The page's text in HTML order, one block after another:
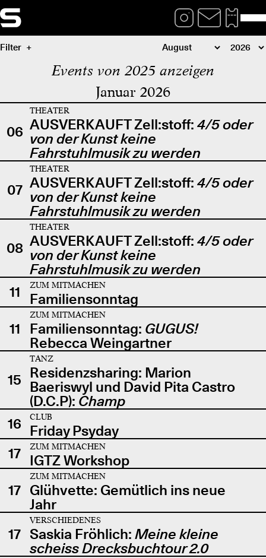
Filter
Events von 2025 anzeigen
Januar 2026
06
THEATER
AUSVERKAUFT Zell:stoff: 4/5 oder
von der Kunst keine
Fahrstuhlmusik zu werden
07
THEATER
AUSVERKAUFT Zell:stoff: 4/5 oder
von der Kunst keine
Fahrstuhlmusik zu werden
08
THEATER
AUSVERKAUFT Zell:stoff: 4/5 oder
von der Kunst keine
Fahrstuhlmusik zu werden
11
ZUM MITMACHEN
Familiensonntag
11
ZUM MITMACHEN
Familiensonntag: GUGUS!
Rebecca Weingartner
15
TANZ
Residenzsharing: Marion
Baeriswyl und David Pita Castro
(D.C.P): Champ
16
CLUB
Friday Psyday
17
ZUM MITMACHEN
IGTZ Workshop
17
ZUM MITMACHEN
Glühvette: Gemütlich ins neue
Jahr
17
VERSCHIEDENES
Saskia Fröhlich: Meine kleine
scheiss Drecksbuchtour 2.0